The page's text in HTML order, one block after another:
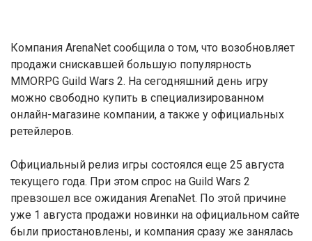
Компания ArenaNet сообщила о том, что возобновляет
продажи снискавшей большую популярность
MMORPG Guild Wars 2. На сегодняшний день игру
можно свободно купить в специализированном
онлайн-магазине компании, а также у официальных
ретейлеров.
Официальный релиз игры состоялся еще 25 августа
текущего года. При этом спрос на Guild Wars 2
превзошел все ожидания ArenaNet. По этой причине
уже 1 августа продажи новинки на официальном сайте
были приостановлены, и компания сразу же занялась